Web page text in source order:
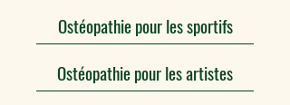
Ostéopathie pour les sportifs
Ostéopathie pour les artistes